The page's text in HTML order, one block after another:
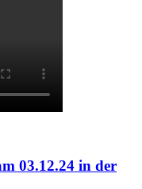
03.12.24 in der